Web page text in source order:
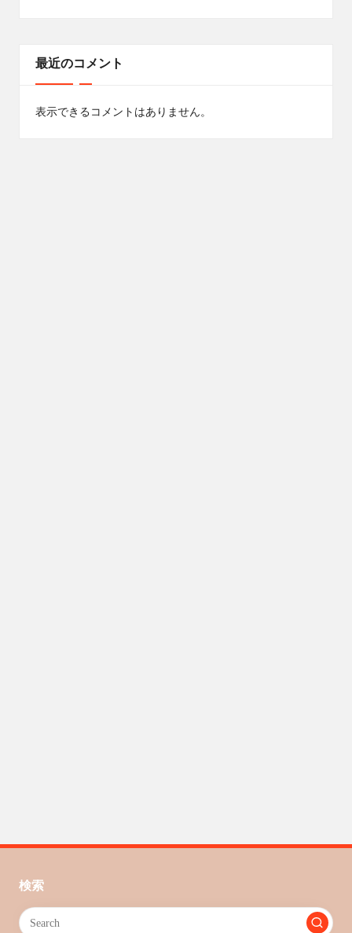
最近のコメント
表示できるコメントはありません。
検索